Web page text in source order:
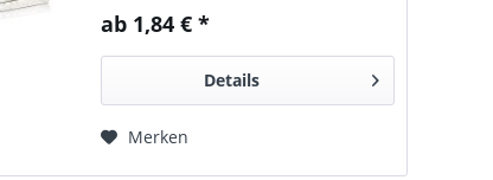
ab 1,84 € *
Details
Merken